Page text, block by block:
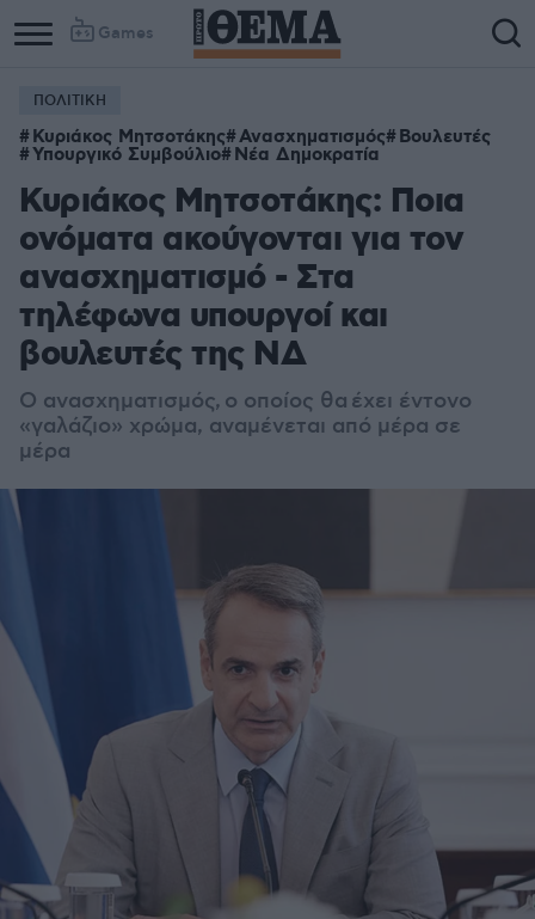
Games
ΠΟΛΙΤΙΚΗ
Κυριάκος Μητσοτάκης Ανασχηματισμός Βουλευτές
Υπουργικό Συμβούλιο Νέα Δημοκρατία
Κυριάκος Μητσοτάκης: Ποια
ονόματα ακούγονται για τον
ανασχηματισμό - Στα
τηλέφωνα υπουργοί και
βουλευτές της ΝΔ
Ο ανασχηματισμός, ο οποίος θα έχει έντονο
«γαλάζιο» χρώμα, αναμένεται από μέρα σε
μέρα